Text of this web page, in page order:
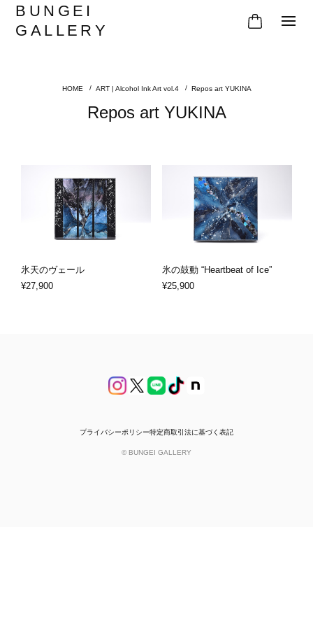
BUNGEI
GALLERY
ART | Alcohol Ink Art vol.4 Repos art YUKINA
Repos art YUKINA
氷天のヴェール
¥27,900
氷の鼓動 “Heartbeat of Ice”
¥25,900
プライバシーポリシー特定商取引法に基づく表記
© BUNGEI GALLERY